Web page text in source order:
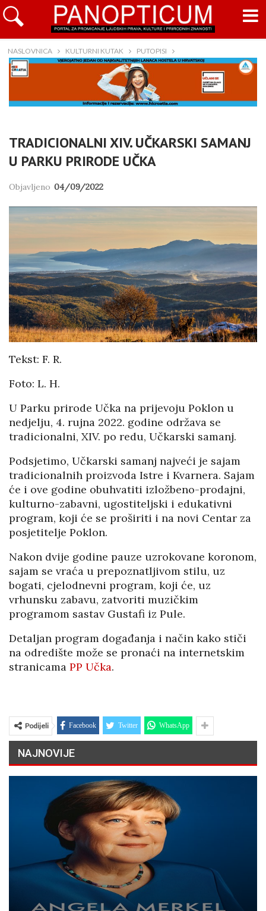
NASLOVNICA KULTURNI KUTAK PUTOPISI
TRADICIONALNI XIV. UČKARSKI SAMANJ
U PARKU PRIRODE UČKA
Objavljeno 04/09/2022
Tekst: F. R.
Foto: L. H.
U Parku prirode Učka na prijevoju Poklon u
nedjelju, 4. rujna 2022. godine održava se
tradicionalni, XIV. po redu, Učkarski samanj.
Podsjetimo, Učkarski samanj najveći je sajam
tradicionalnih proizvoda Istre i Kvarnera. Sajam
će i ove godine obuhvatiti izložbeno-prodajni,
kulturno-zabavni, ugostiteljski i edukativni
program, koji će se proširiti i na novi Centar za
posjetitelje Poklon.
Nakon dvije godine pauze uzrokovane koronom,
sajam se vraća u prepoznatljivom stilu, uz
bogati, cjelodnevni program, koji će, uz
vrhunsku zabavu, zatvoriti muzičkim
programom sastav Gustafi iz Pule.
Detaljan program događanja i način kako stiči
na odredište može se pronaći na internetskim
stranicama PP Učka.
Podijeli Facebook Twitter WhatsApp
NAJNOVIJE